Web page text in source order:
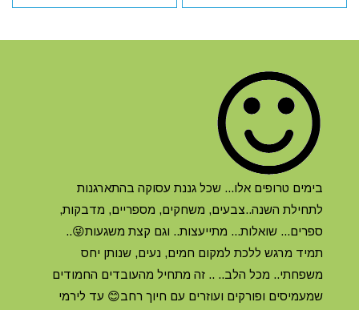
בימים טרופים אלו... שכל גננת עסוקה בהתארגנות
לתחילת השנה..צבעים, משחקים, מספריים, מדבקות,
ספרים... שואלות... מתייעצות.. וגם קצת משגעות😜..
תמיד מרגש ללכת למקום חמים, נעים, שנותן יחס
משפחתי.. מכל הלב.. .. זה מתחיל מהעובדים החמודים
שמעמיסים ופורקים ועוזרים עם חיוך רחב😊 עד לירמי